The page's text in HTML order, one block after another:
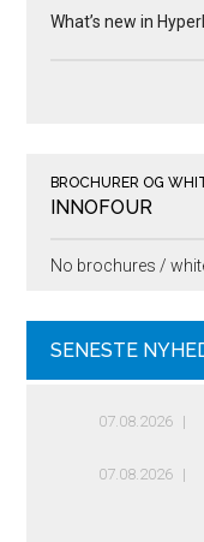
What’s new in
BROCHURER OG
INNOFOUR
No brochures /
SENESTE
07.08.2026
07.08.2026